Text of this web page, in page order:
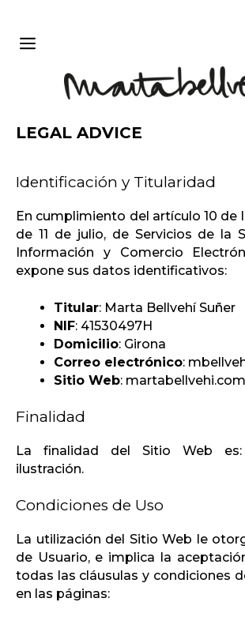
contentMENU
LEGAL ADVICE
Identificación y Titularidad
En cumplimiento del artículo 10 de
de 11 de julio, de Servicios de la
Información y Comercio
expone sus datos identificativos:
Titular: Marta Bellvehí Suñer
NIF: 41530497H
Domicilio: Girona
Correo electrónico:
Sitio Web: martabellvehi.com
Finalidad
La finalidad del Sitio Web
ilustración.
Condiciones de Uso
La utilización del Sitio Web le
de Usuario, e implica la
todas las cláusulas y condiciones
en las páginas: